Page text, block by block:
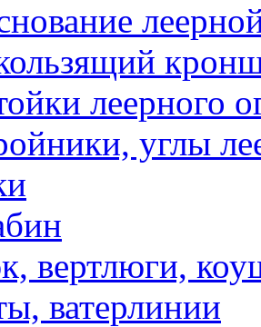
леерного
углы
вертлюги,
ватерлинии